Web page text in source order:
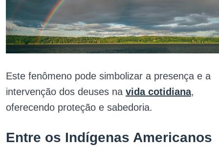
Este fenômeno pode simbolizar a presença e a
intervenção dos deuses na vida cotidiana,
oferecendo proteção e sabedoria.
Entre os Indígenas Americanos